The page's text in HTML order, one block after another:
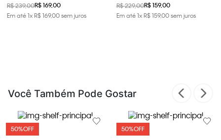
R$ 239,00R$ 169,00
Em até1xR$169,00sem juros
R$ 229,00R$ 159,00
Em até1xR$159,00sem juros
Você Também Pode Gostar
50%OFF 50%OFF